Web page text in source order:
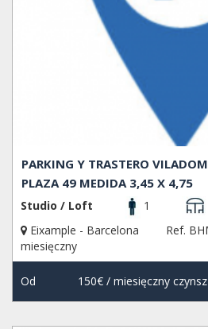
PARKING Y TRASTERO
PLAZA 49 MEDIDA 3,45 X 4,75
Studio / Loft 1
Eixample - Barcelona
Ref.
miesięczny
Od 150€/ miesięczny czynsz